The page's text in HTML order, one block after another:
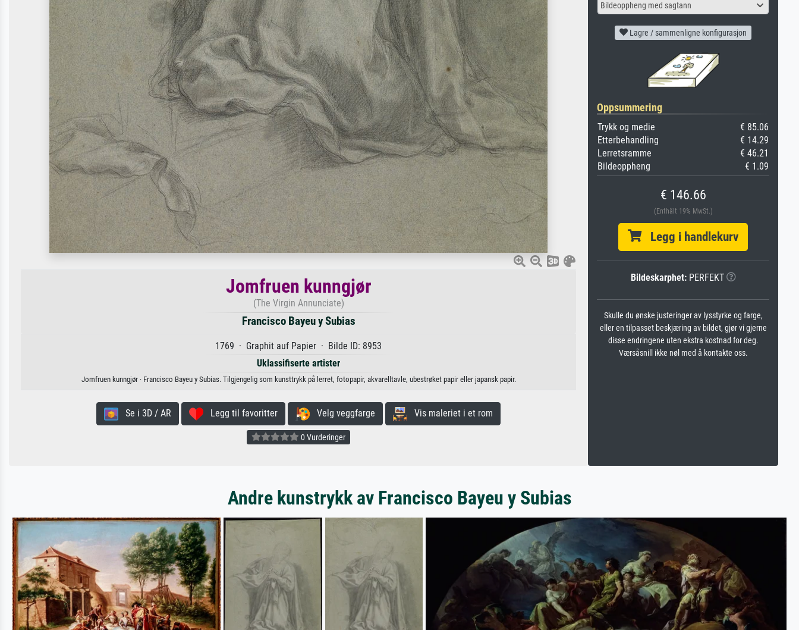
Jomfruen kunngjør
(The Virgin Annunciate)
Francisco Bayeu y Subias
1769 · Graphit auf Papier · Bilde ID: 8953
Uklassifiserte artister
Jomfruen kunngjør · Francisco Bayeu y Subias. Tilgjengelig som kunsttrykk på lerret, fotopapir, akvarelltavle, ubestrøket papir eller japansk papir.
Se i 3D / AR Legg til favoritter Velg veggfarge Vis maleriet i et rom
0 Vurderinger
Bildeoppheng med sagtann
Lagre / sammenligne konfigurasjon
Oppsummering
Trykk og medie
€ 85.06
Etterbehandling
€ 14.29
Lerretsramme
€ 46.21
Bildeoppheng
€ 1.09
€ 146.66
(Enthält 19% MwSt.)
Legg i handlekurv
Bildeskarphet:PERFEKT
Skulle du ønske justeringer av lysstyrke og farge,
eller en tilpasset beskjæring av bildet, gjør vi gjerne
disse endringene uten ekstra kostnad for deg.
Værsåsnill ikke nøl med å kontakte oss.
Andre kunstrykk av Francisco Bayeu y Subias